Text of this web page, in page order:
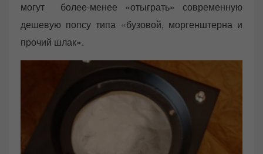
могут более-менее «отыграть» современную
дешевую попсу типа «бузовой, моргенштерна и
прочий шлак».